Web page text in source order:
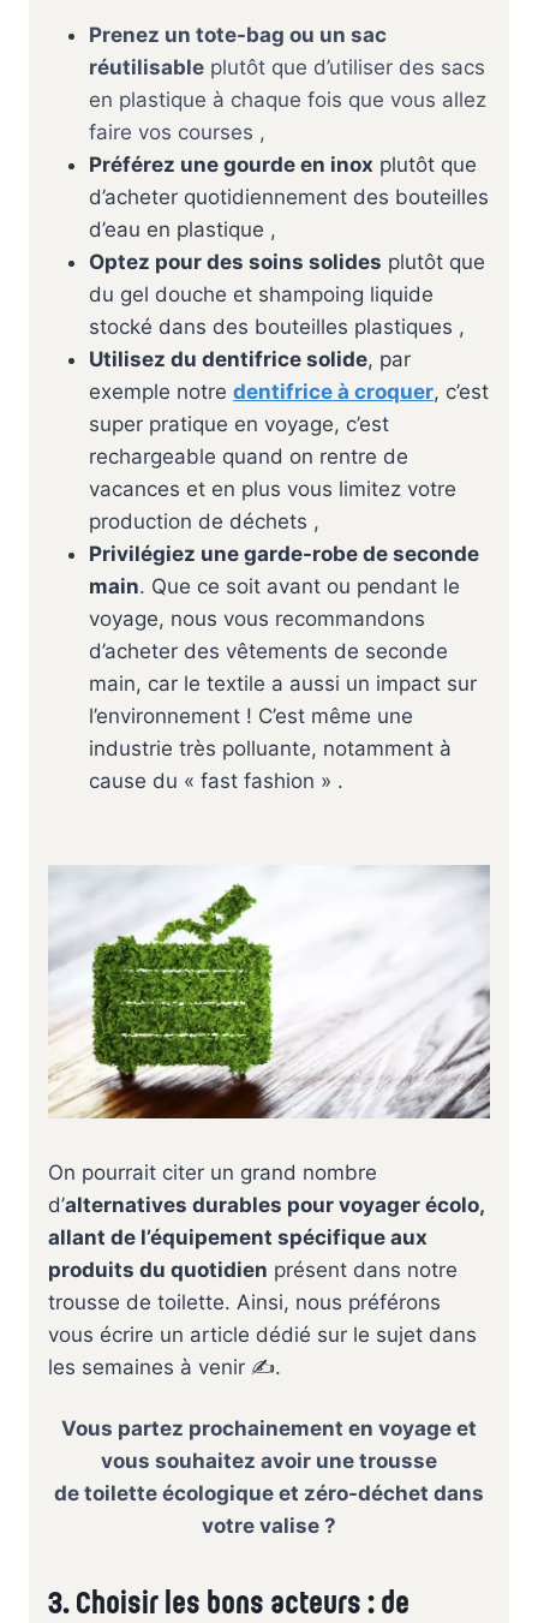
Prenez un tote-bag ou un sac
réutilisable plutôt que d’utiliser des sacs
en plastique à chaque fois que vous allez
faire vos courses ,
Préférez une gourde en inox plutôt que
d’acheter quotidiennement des bouteilles
d’eau en plastique ,
Optez pour des soins solides plutôt que
du gel douche et shampoing liquide
stocké dans des bouteilles plastiques ,
Utilisez du dentifrice solide, par
exemple notre dentifrice à croquer, c’est
super pratique en voyage, c’est
rechargeable quand on rentre de
vacances et en plus vous limitez votre
production de déchets ,
Privilégiez une garde-robe de seconde
main. Que ce soit avant ou pendant le
voyage, nous vous recommandons
d’acheter des vêtements de seconde
main, car le textile a aussi un impact sur
l’environnement ! C’est même une
industrie très polluante, notamment à
cause du « fast fashion » .
On pourrait citer un grand nombre
d’alternatives durables pour voyager écolo,
allant de l’équipement spécifique aux
produits du quotidien présent dans notre
trousse de toilette. Ainsi, nous préférons
vous écrire un article dédié sur le sujet dans
les semaines à venir ✍️.
Vous partez prochainement en voyage et
vous souhaitez avoir une trousse
de toilette écologique et zéro-déchet dans
votre valise ?
3. Choisir les bons acteurs : de